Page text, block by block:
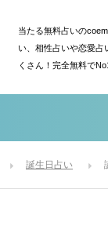
当たる無料占いの
い、相性占いや恋愛占
くさん！完全無料で
誕生日占い